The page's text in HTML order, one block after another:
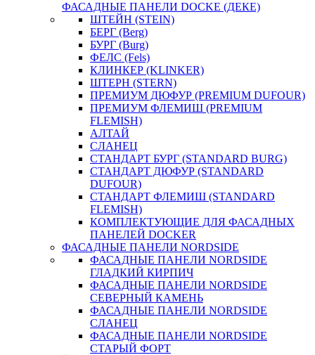
ФАСАДНЫЕ ПАНЕЛИ DOCKE (ДЕКЕ)
ШТЕЙН (STEIN)
БЕРГ (Berg)
БУРГ (Burg)
ФЕЛС (Fels)
КЛИНКЕР (KLINKER)
ШТЕРН (STERN)
ПРЕМИУМ ДЮФУР (PREMIUM DUFOUR)
ПРЕМИУМ ФЛЕМИШ (PREMIUM
FLEMISH)
АЛТАЙ
СЛАНЕЦ
СТАНДАРТ БУРГ (STANDARD BURG)
СТАНДАРТ ДЮФУР (STANDARD
DUFOUR)
СТАНДАРТ ФЛЕМИШ (STANDARD
FLEMISH)
КОМПЛЕКТУЮЩИЕ ДЛЯ ФАСАДНЫХ
ПАНЕЛЕЙ DOCKER
ФАСАДНЫЕ ПАНЕЛИ NORDSIDE
ФАСАДНЫЕ ПАНЕЛИ NORDSIDE
ГЛАДКИЙ КИРПИЧ
ФАСАДНЫЕ ПАНЕЛИ NORDSIDE
СЕВЕРНЫЙ КАМЕНЬ
ФАСАДНЫЕ ПАНЕЛИ NORDSIDE
СЛАНЕЦ
ФАСАДНЫЕ ПАНЕЛИ NORDSIDE
СТАРЫЙ ФОРТ